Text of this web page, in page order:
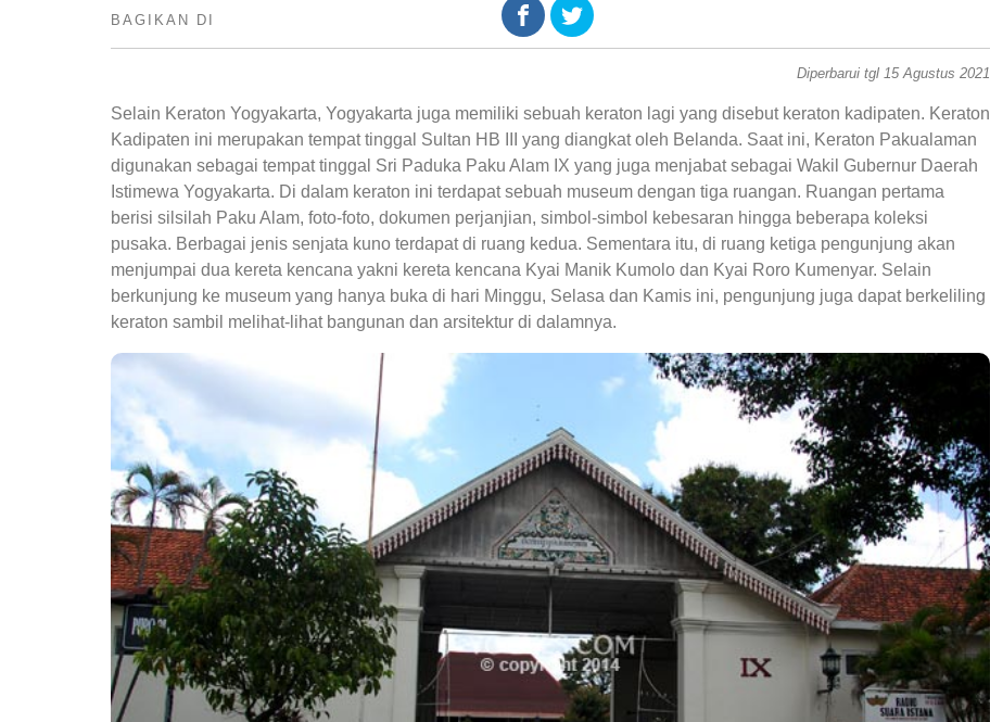
BAGIKAN DI
Diperbarui tgl 15 Agustus 2021
Selain Keraton Yogyakarta, Yogyakarta juga memiliki sebuah keraton lagi yang disebut keraton kadipaten. Keraton
Kadipaten ini merupakan tempat tinggal Sultan HB III yang diangkat oleh Belanda. Saat ini, Keraton Pakualaman
digunakan sebagai tempat tinggal Sri Paduka Paku Alam IX yang juga menjabat sebagai Wakil Gubernur Daerah
Istimewa Yogyakarta. Di dalam keraton ini terdapat sebuah museum dengan tiga ruangan. Ruangan pertama
berisi silsilah Paku Alam, foto-foto, dokumen perjanjian, simbol-simbol kebesaran hingga beberapa koleksi
pusaka. Berbagai jenis senjata kuno terdapat di ruang kedua. Sementara itu, di ruang ketiga pengunjung akan
menjumpai dua kereta kencana yakni kereta kencana Kyai Manik Kumolo dan Kyai Roro Kumenyar. Selain
berkunjung ke museum yang hanya buka di hari Minggu, Selasa dan Kamis ini, pengunjung juga dapat berkeliling
keraton sambil melihat-lihat bangunan dan arsitektur di dalamnya.